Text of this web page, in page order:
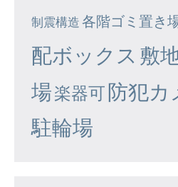
制震構造 各階ゴミ置き
配ボックス 敷
場楽器可防犯カ
駐輪場